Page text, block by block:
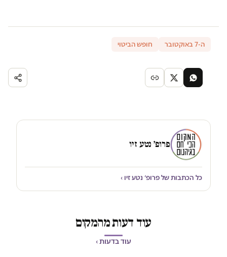
ה-7 באוקטובר חופש הביטוי
פרופ׳ נטע זיו
כל הכתבות של פרופ׳ נטע זיו ›
עוד דעות מהמקום
עוד בדעות ›